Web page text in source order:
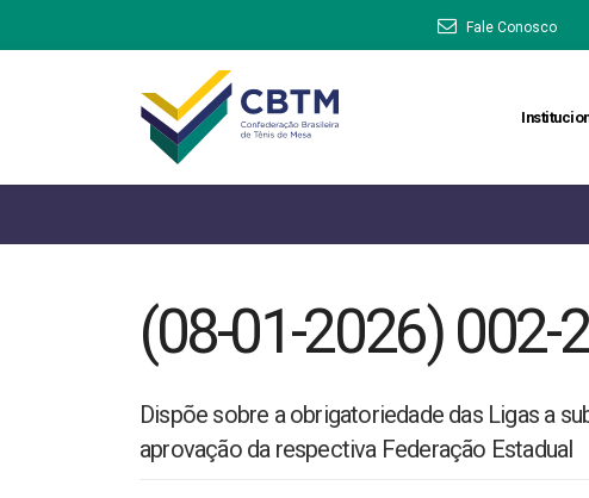
Fale Conosco
(08-01-2026) 002-
Dispõe sobre a obrigatoriedade das Ligas a
aprovação da respectiva Federação Estadual